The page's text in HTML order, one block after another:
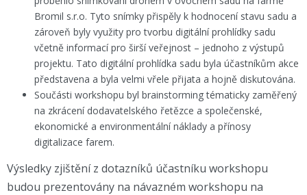
Bromil s.r.o. Tyto snímky přispěly k hodnocení stavu sadu a
zároveň byly využity pro tvorbu digitální prohlídky sadu
včetně informací pro širší veřejnost – jednoho z výstupů
projektu. Tato digitální prohlídka sadu byla účastníkům akce
představena a byla velmi vřele přijata a hojně diskutována.
Součásti workshopu byl brainstorming tématicky zaměřený
na zkrácení dodavatelského řetězce a společenské,
ekonomické a environmentální náklady a přínosy
digitalizace farem.
Výsledky zjištění z dotazníků účastníku workshopu
budou prezentovány na návazném workshopu na